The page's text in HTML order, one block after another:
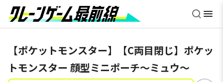
【ポケットモンスター】【C両目閉じ】ポケッ
トモンスター 顔型ミニポーチ～ミュウ～